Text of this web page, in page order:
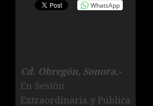
WhatsApp
Cd. Obregón, Sonora.-
En Sesión
Extraordinaria y Pública